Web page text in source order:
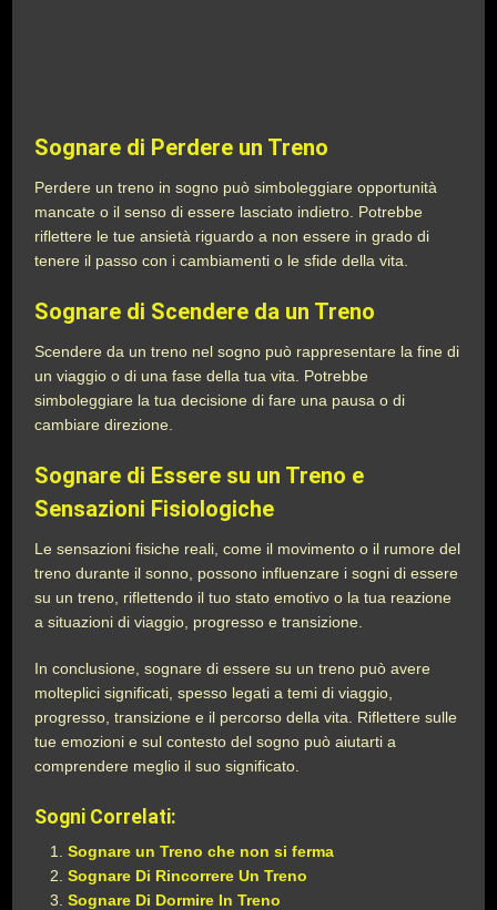
Sognare di Perdere un Treno
Perdere un treno in sogno può simboleggiare opportunità
mancate o il senso di essere lasciato indietro. Potrebbe
riflettere le tue ansietà riguardo a non essere in grado di
tenere il passo con i cambiamenti o le sfide della vita.
Sognare di Scendere da un Treno
Scendere da un treno nel sogno può rappresentare la fine di
un viaggio o di una fase della tua vita. Potrebbe
simboleggiare la tua decisione di fare una pausa o di
cambiare direzione.
Sognare di Essere su un Treno e
Sensazioni Fisiologiche
Le sensazioni fisiche reali, come il movimento o il rumore del
treno durante il sonno, possono influenzare i sogni di essere
su un treno, riflettendo il tuo stato emotivo o la tua reazione
a situazioni di viaggio, progresso e transizione.
In conclusione, sognare di essere su un treno può avere
molteplici significati, spesso legati a temi di viaggio,
progresso, transizione e il percorso della vita. Riflettere sulle
tue emozioni e sul contesto del sogno può aiutarti a
comprendere meglio il suo significato.
Sogni Correlati:
Sognare un Treno che non si ferma
Sognare Di Rincorrere Un Treno
Sognare Di Dormire In Treno